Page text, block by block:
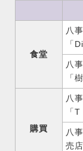
食堂
八
「
八
「
購買
八
「
八
売